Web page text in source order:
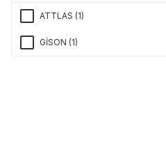
ATTLAS (1)
GİSON (1)